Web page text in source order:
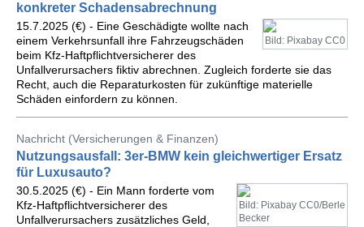
konkreter Schadensabrechnung
Bild: Pixabay CC0
15.7.2025 (€) - Eine Geschädigte wollte nach
einem Verkehrsunfall ihre Fahrzeugschäden
beim Kfz-Haftpflichtversicherer des
Unfallverursachers fiktiv abrechnen. Zugleich forderte sie das
Recht, auch die Reparaturkosten für zukünftige materielle
Schäden einfordern zu können.
Nachricht (Versicherungen & Finanzen)
Nutzungsausfall: 3er-BMW kein gleichwertiger Ersatz
für Luxusauto?
Bild: Pixabay CC0/Berle
Becker
30.5.2025 (€) - Ein Mann forderte vom
Kfz-Haftpflichtversicherer des
Unfallverursachers zusätzliches Geld,